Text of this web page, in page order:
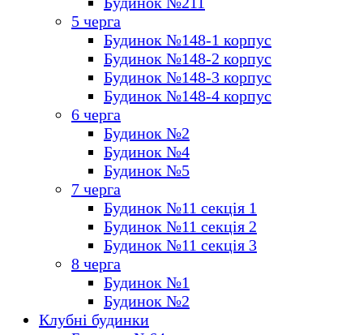
5 черга
Будинок №148-1 корпус
Будинок №148-2 корпус
Будинок №148-3 корпус
Будинок №148-4 корпус
6 черга
Будинок №2
Будинок №4
Будинок №5
7 черга
Будинок №11 секція 1
Будинок №11 секція 2
Будинок №11 секція 3
8 черга
Будинок №1
Будинок №2
Клубні будинки